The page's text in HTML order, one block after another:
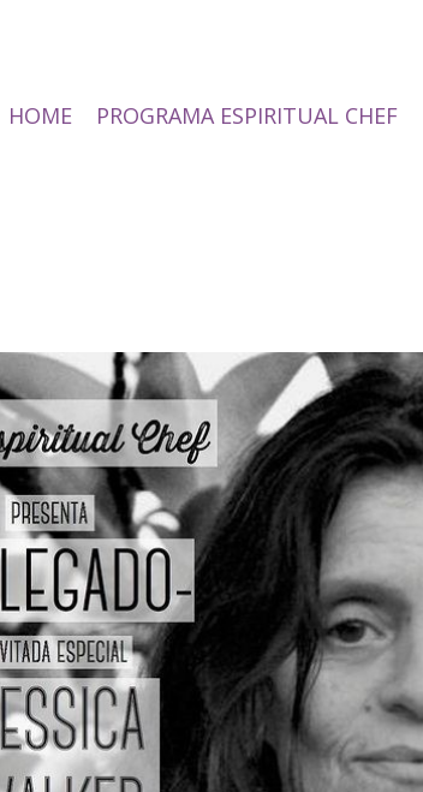
HOME PROGRAMA ESPIRITUAL CHEF